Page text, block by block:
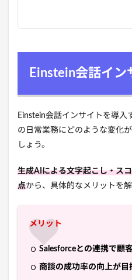
Einstein会話イン
Einstein会話インサイトを導入
の日常業務にどのような変化
しょう。
生成AIによる文字起こし・ス
点から、具体的なメリットを解
メリット
Salesforceとの連携で顧
商談の成功率の向上が目